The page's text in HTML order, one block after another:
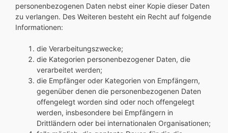
personenbezogenen Daten nebst einer Kopie dieser Daten
zu verlangen. Des Weiteren besteht ein Recht auf folgende
Informationen:
die Verarbeitungszwecke;
die Kategorien personenbezogener Daten, die
verarbeitet werden;
die Empfänger oder Kategorien von Empfängern,
gegenüber denen die personenbezogenen Daten
offengelegt worden sind oder noch offengelegt
werden, insbesondere bei Empfängern in
Drittländern oder bei internationalen Organisationen;